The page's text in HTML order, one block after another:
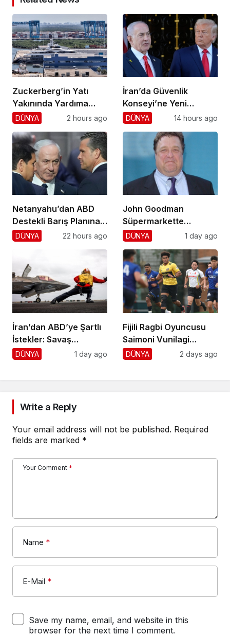
Zuckerberg’in Yatı
Yakınında Yardıma
Cevap Vermedi
DÜNYA 2 hours ago
İran’da Güvenlik
Konseyi’ne Yeni
Atama!
DÜNYA 14 hours ago
Netanyahu’dan ABD
Destekli Barış Planına
Ret!
DÜNYA 22 hours ago
John Goodman
Süpermarkette
Hayranlarını Şaşırttı!
DÜNYA 1 day ago
İran’dan ABD’ye Şartlı
İstekler: Savaş
Sonlansın!
DÜNYA 1 day ago
Fijili Ragbi Oyuncusu
Saimoni Vunilagi
Hayatını Kaybetti
DÜNYA 2 days ago
Write a Reply
Your email address will not be published. Required
fields are marked *
Your Comment *
Name *
E-Mail *
Save my name, email, and website in this
browser for the next time I comment.